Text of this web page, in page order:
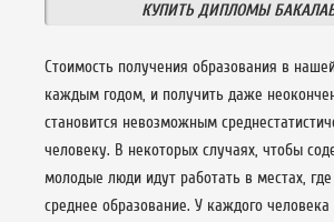
КУПИТЬ ДИПЛОМЫ
Стоимость получения образования в
каждым годом, и получить даже
становится невозможным
человеку. В некоторых случаях, чтобы
молодые люди идут работать в местах,
среднее образование. У каждого человека